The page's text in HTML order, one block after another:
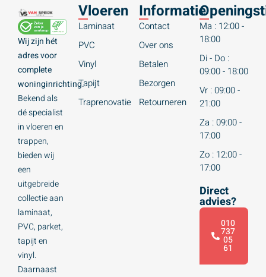
Wij zijn hét
adres voor
complete
woninginrichting.
Bekend als
dé specialist
in vloeren en
trappen,
bieden wij
een
uitgebreide
collectie aan
laminaat,
PVC, parket,
tapijt en
vinyl.
Daarnaast
Vloeren
Laminaat
PVC
Vinyl
Tapijt
Traprenovatie
Informatie
Contact
Over ons
Betalen
Bezorgen
Retourneren
Ma : 12:00 -
18:00
Di - Do :
09:00 - 18:00
Vr : 09:00 -
21:00
Za : 09:00 -
17:00
Zo : 12:00 -
17:00
Direct
advies?
010
737
05
61